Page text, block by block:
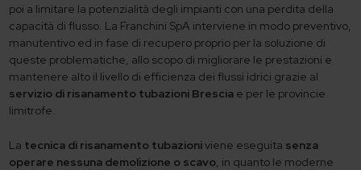
poi a limitare la potenzialità degli impianti con una perdita della
capacità di flusso. La Franchini SpA interviene in modo preventivo,
manutentivo ed in fase di recupero proprio per la soluzione di
queste problematiche, allo scopo di migliorare le prestazioni e
mantenere alto il livello di efficienza dei flussi idrici grazie al
servizio di risanamento tubazioni Brescia e per le provincie
limitrofe.
La tecnica di risanamento tubazioniviene eseguita senza
operare nessuna demolizione o scavo , in quanto le moderne